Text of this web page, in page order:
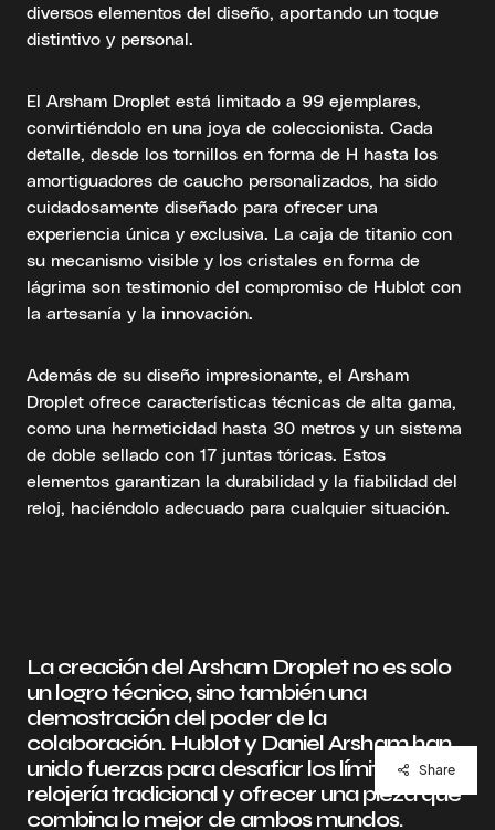
diversos elementos del diseño, aportando un toque
distintivo y personal.
El Arsham Droplet está limitado a 99 ejemplares,
convirtiéndolo en una joya de coleccionista. Cada
detalle, desde los tornillos en forma de H hasta los
amortiguadores de caucho personalizados, ha sido
cuidadosamente diseñado para ofrecer una
experiencia única y exclusiva. La caja de titanio con
su mecanismo visible y los cristales en forma de
lágrima son testimonio del compromiso de Hublot con
la artesanía y la innovación.
Además de su diseño impresionante, el Arsham
Droplet ofrece características técnicas de alta gama,
como una hermeticidad hasta 30 metros y un sistema
de doble sellado con 17 juntas tóricas. Estos
elementos garantizan la durabilidad y la fiabilidad del
reloj, haciéndolo adecuado para cualquier situación.
La creación del Arsham Droplet no es solo
un logro técnico, sino también una
demostración del poder de la
colaboración. Hublot y Daniel Arsham han
unido fuerzas para desafiar los límites de la
relojería tradicional y ofrecer una pieza que
combina lo mejor de ambos mundos.
Share